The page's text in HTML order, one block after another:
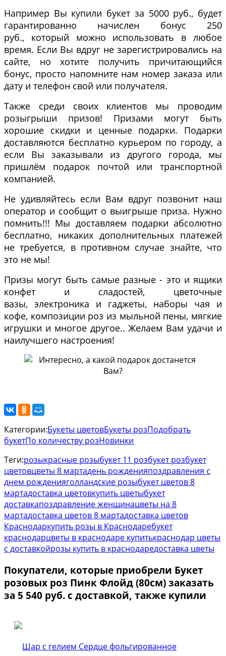
Например Вы купили букет за 5000 руб., будет
гарантированно начислен бонус 250
руб., который можно использовать в любое
время. Если Вы вдруг не зарегистрировались на
сайте, но хотите получить причитающийся
бонус, просто напомните нам номер заказа или
дату и телефон свой или получателя.
Также среди своих клиентов мы проводим
розыгрыши призов! Призами могут быть
хорошие скидки и ценные подарки. Подарки
доставляются бесплатно курьером по городу, а
если Вы заказывали из другого города, мы
пришлём подарок почтой или транспортной
компанией.
Не удивляйтесь если Вам вдруг позвонит наш
оператор и сообщит о выигрыше приза. Нужно
помнить!!! Мы доставляем подарки абсолютно
бесплатно, никаких дополнительных платежей
не требуется, в противном случае знайте, что
это не мы!
Призы могут быть самые разные - это и ящики
конфет и сладостей, цветочные
вазы, электроника и гаджеты, наборы чая и
кофе, композиции роз из мыльной пены, мягкие
игрушки и многое другое.. Желаем Вам удачи и
наилучшего настроения!
Категории:Букеты цветовБукеты розПодобрать
букетПо количеству розНовинки
Теги:розыкрасные розыбукет 11 розбукет розбукет
цветовцветы 8 мартадень рожденияпоздравления с
днем рожденияголландские розыбукет цветов 8
мартадоставка цветовкупить цветыбукет
доставкапоздравление женщинацветы на 8
мартадоставка цветов 8 мартадоставка цветов
Краснодаркупить розы в Краснодаребукет
краснодарцветы в краснодаре купитькраснодар цветы
с доставкойрозы купить в краснодаредоставка цветы
Покупатели, которые приобрели Букет
розовых роз Пинк Флойд (80см) заказать
за 5 540 руб. с доставкой, также купили